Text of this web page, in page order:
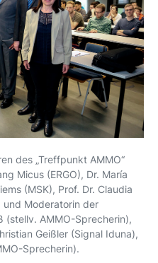
des „Treffpunkt AMMO“
Micus (ERGO), Dr. María
(MSK), Prof. Dr. Claudia
und Moderatorin der
(stellv. AMMO-Sprecherin),
Geißler (Signal Iduna),
Sprecherin).